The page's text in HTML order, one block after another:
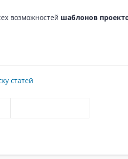
возможностей шаблонов
статей